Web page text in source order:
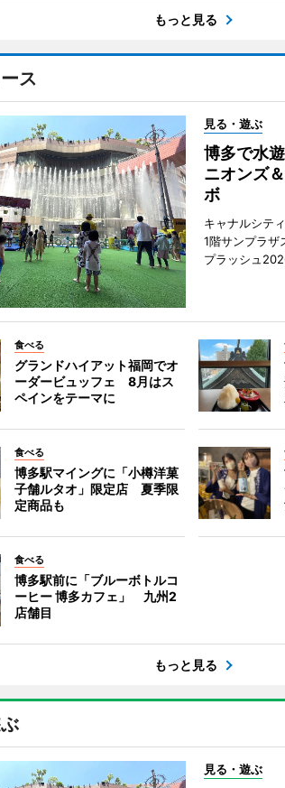
もっと見る
ス
見る・遊ぶ
博多で水
ニオンズ
ボ
キャナルシテ
1階サンプラザ
プラッシュ
食べる
グランドハイアット福岡でオ
ーダービュッフェ 8月はス
ペインをテーマに
食べる
博多駅マイングに「小樽洋菓
子舗ルタオ」限定店 夏季限
定商品も
食べる
博多駅前に「ブルーボトルコ
ーヒー 博多カフェ」 九州2
店舗目
もっと見る
見る・遊ぶ